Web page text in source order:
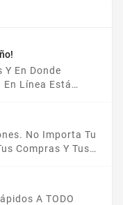
Y En Donde
Línea Está
No Importa Tu
Compras Y Tus
A TODO